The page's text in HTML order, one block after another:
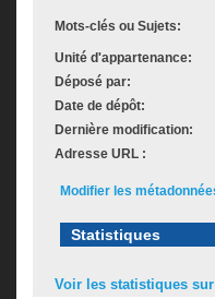
Mots-clés ou Sujets:
Unité d'appartenance:
Déposé par:
Date de dépôt:
Dernière modification:
Adresse URL :
Modifier les
Statistiques
Voir les statistiques